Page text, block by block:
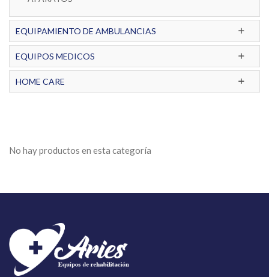
EQUIPAMIENTO DE AMBULANCIAS
EQUIPOS MEDICOS
HOME CARE
No hay productos en esta categoría